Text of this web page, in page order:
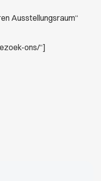
Ausstellungsraum“
ons/“]